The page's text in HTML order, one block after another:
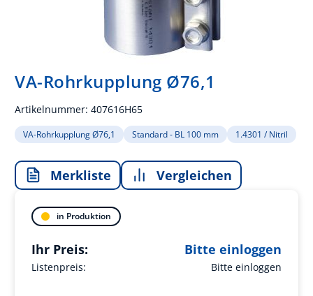
VA-Rohrkupplung Ø76,1
Artikelnummer: 407616H65
VA-Rohrkupplung Ø76,1 Standard - BL 100 mm 1.4301 / Nitril
Merkliste Vergleichen
in Produktion
Listenpreis: Bitte einloggen
Ihr Preis: Bitte einloggen